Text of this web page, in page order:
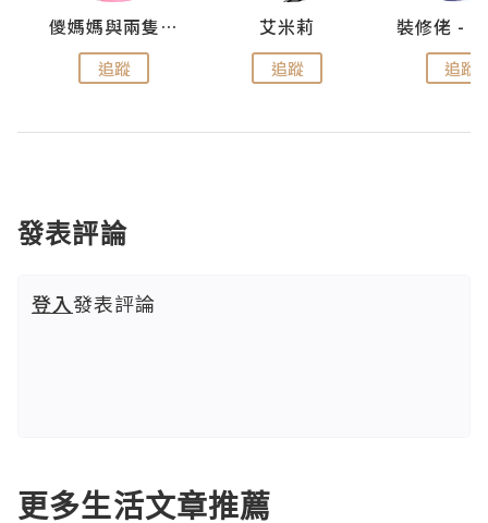
儍媽媽與兩隻小魔怪之家
追蹤
艾米莉
追蹤 追蹤
發表評論
登入發表評論
更多生活文章推薦